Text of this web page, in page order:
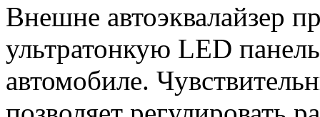
Внешне автоэквалайзер
ультратонкую LED
автомобиле.